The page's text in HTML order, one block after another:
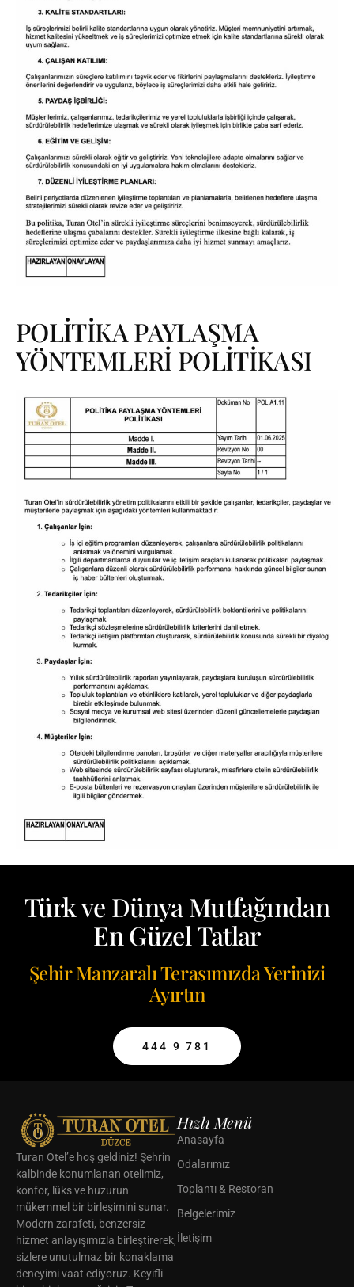
POLİTİKA PAYLAŞMA
YÖNTEMLERİ POLİTİKASI
Türk ve Dünya Mutfağından
En Güzel Tatlar
Şehir Manzaralı Terasımızda Yerinizi
Ayırtın
444 9 781
Turan Otel’e hoş geldiniz! Şehrin
kalbinde konumlanan otelimiz,
konfor, lüks ve huzurun
mükemmel bir birleşimini sunar.
Modern zarafeti, benzersiz
hizmet anlayışımızla birleştirerek,
sizlere unutulmaz bir konaklama
deneyimi vaat ediyoruz. Keyifli
Hızlı Menü
Anasayfa
Odalarımız
Toplantı & Restoran
Belgelerimiz
İletişim